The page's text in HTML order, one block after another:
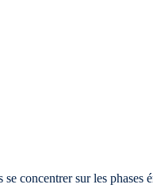
concentrer sur les